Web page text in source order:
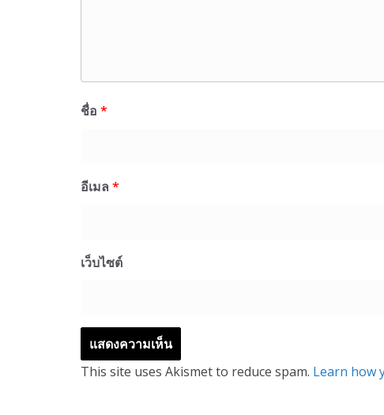
ชื่อ *
อีเมล *
เว็บไซต์
This site uses Akismet to reduce spam. Learn how